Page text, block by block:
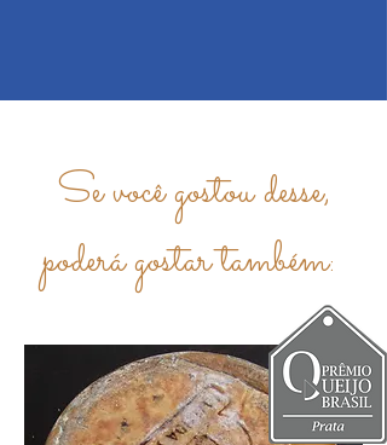
Se você gostou desse,
poderá gostar também: